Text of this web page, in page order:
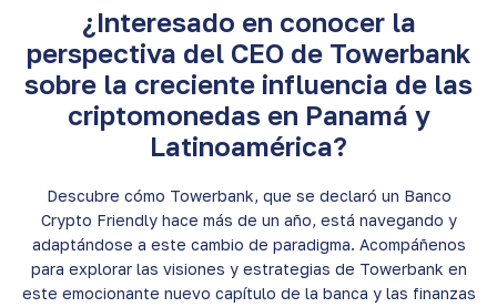
¿Interesado en conocer la
perspectiva del CEO de Towerbank
sobre la creciente influencia de las
criptomonedas en Panamá y
Latinoamérica?
Descubre cómo Towerbank, que se declaró un Banco
Crypto Friendly hace más de un año, está navegando y
adaptándose a este cambio de paradigma. Acompáñenos
para explorar las visiones y estrategias de Towerbank en
este emocionante nuevo capítulo de la banca y las finanzas